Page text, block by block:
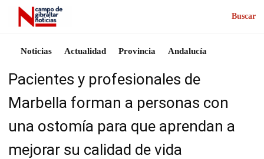
Buscar
Noticias Actualidad Provincia Andalucía
Pacientes y profesionales de
Marbella forman a personas con
una ostomía para que aprendan a
mejorar su calidad de vida